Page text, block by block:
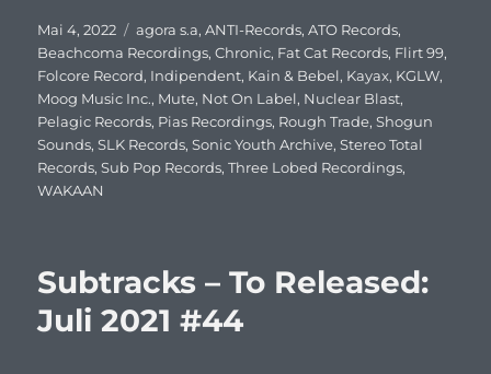
Veröffentlicht
am
Mai 4, 2022 Schlagwörter
agora s.a,ANTI-Records,ATO Records,
Beachcoma Recordings,Chronic, Fat Cat Records, Flirt 99,
Folcore Record, Indipendent, Kain & Bebel, Kayax, KGLW,
Moog Music Inc., Mute, Not On Label, Nuclear Blast,
Pelagic Records, Pias Recordings, Rough Trade,Shogun
Sounds,SLK Records,Sonic Youth Archive,Stereo Total
Records,Sub Pop Records,Three Lobed Recordings,
WAKAAN
Subtracks – To Released:
Juli 2021 #44